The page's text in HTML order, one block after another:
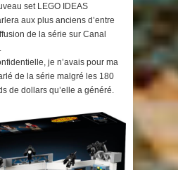
set LEGO IDEAS
aux plus anciens d’entre
de la série sur Canal
je n’avais pour ma
de la série malgré les 180
de dollars qu’elle a généré.